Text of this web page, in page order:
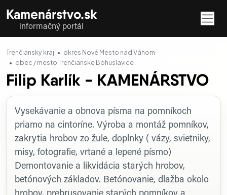
Kamenárstvo.sk
informačný portál
Trenčiansky kraj
okres Nové Mesto nad Váhom
obec / mesto Trenčianske Bohuslavice
Filip Karlík - KAMENÁRSTVO
Profil firmy
Vysekávanie a obnova písma na pomníkoch
priamo na cintoríne. Výroba a montáž pomníkov,
zakrytia hrobov zo žule, doplnky ( vázy, svietniky,
misy, fotografie, vrtané a lepené písmo)
Demontovanie a likvidácia starých hrobov,
betónových základov. Betónovanie, dlažba okolo